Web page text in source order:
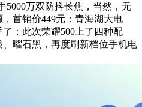
5000万双防抖长焦，当然，无
首销价449元：青海湖大电
：此次荣耀500上了四种配
曜石黑，再度刷新档位手机电